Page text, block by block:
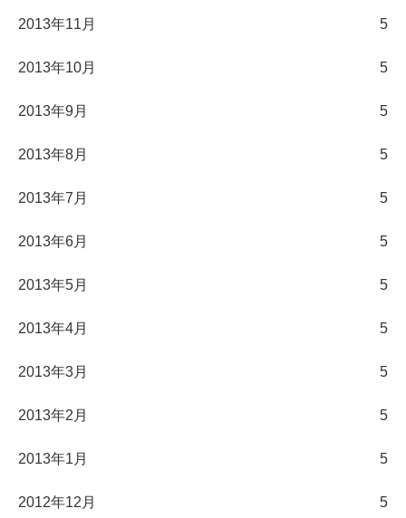
2013年11月 5
2013年10月 5
2013年9月 5
2013年8月 5
2013年7月 5
2013年6月 5
2013年5月 5
2013年4月 5
2013年3月 5
2013年2月 5
2013年1月 5
2012年12月 5